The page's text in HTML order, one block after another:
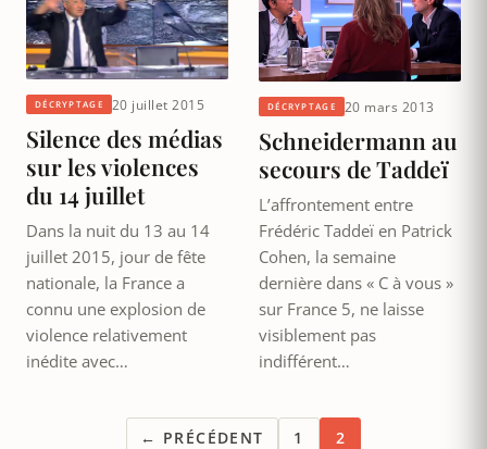
DÉCRYPTAGE 20 juillet 2015
Silence des médias
sur les violences
du 14 juillet
Dans la nuit du 13 au 14
juillet 2015, jour de fête
nationale, la France a
connu une explosion de
violence relativement
inédite avec…
DÉCRYPTAGE 20 mars 2013
Schneidermann au
secours de Taddeï
L’affrontement entre
Frédéric Taddeï en Patrick
Cohen, la semaine
dernière dans « C à vous »
sur France 5, ne laisse
visiblement pas
indifférent…
← PRÉCÉDENT 1 2